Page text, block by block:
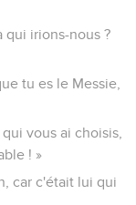
qui irions-nous ?
tu es le Messie,
vous ai choisis,
! »
car c'était lui qui